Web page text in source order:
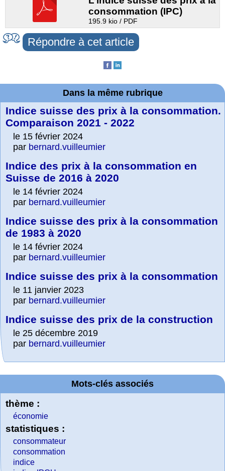
consommation (IPC)
195.9 kio / PDF
Répondre à cet article
Dans la même rubrique
Indice suisse des prix à la consommation.
Comparaison 2021 - 2022
le 15 février 2024
par bernard.vuilleumier
Indice des prix à la consommation en
Suisse de 2016 à 2020
le 14 février 2024
par bernard.vuilleumier
Indice suisse des prix à la consommation
de 1983 à 2020
le 14 février 2024
par bernard.vuilleumier
Indice suisse des prix à la consommation
le 11 janvier 2023
par bernard.vuilleumier
Indice suisse des prix de la construction
le 25 décembre 2019
par bernard.vuilleumier
Mots-clés associés
thème :
économie
statistiques :
consommateur
consommation
indice